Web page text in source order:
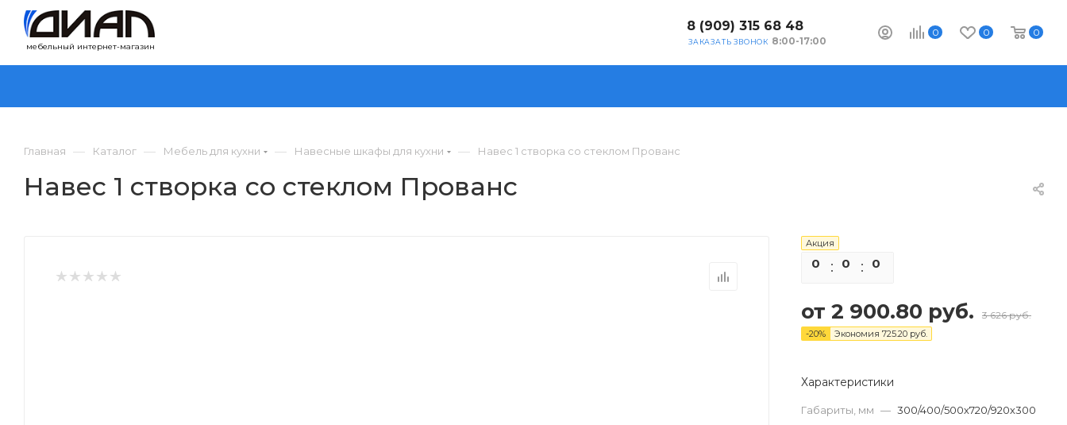
мебельный интернет-магазин
0 0 0
8 (909) 315 68 48
ЗАКАЗАТЬ ЗВОНОК 8:00-17:00
Главная — Каталог — Мебель для кухни — Навесные шкафы для кухни — Навес 1 створка со стеклом Прованс
Навес 1 створка со стеклом Прованс
Акция
0 0 0
от 2 900.80 руб. 3 626 руб.
-20% Экономия 725.20 руб.
Характеристики
Габариты, мм — 300/400/500х720/920х300